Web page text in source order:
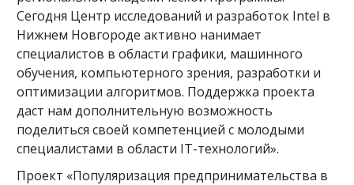
Сегодня Центр исследований и разработок Intel в
Нижнем Новгороде активно нанимает
специалистов в области графики, машинного
обучения, компьютерного зрения, разработки и
оптимизации алгоритмов. Поддержка проекта
даст нам дополнительную возможность
поделиться своей компетенцией с молодыми
специалистами в области IT-технологий».
Проект «Популяризация предпринимательства в